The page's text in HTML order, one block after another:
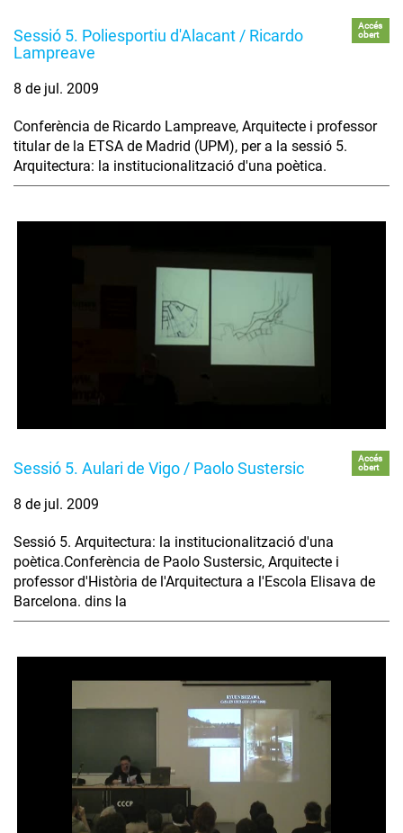
Sessió 5. Poliesportiu d'Alacant / Ricardo
Lampreave
Accés
obert
8 de jul. 2009
Conferència de Ricardo Lampreave, Arquitecte i professor
titular de la ETSA de Madrid (UPM), per a la sessió 5.
Arquitectura: la institucionalització d'una poètica.
Sessió 5. Aulari de Vigo / Paolo Sustersic
Accés
obert
8 de jul. 2009
Sessió 5. Arquitectura: la institucionalització d'una
poètica.Conferència de Paolo Sustersic, Arquitecte i
professor d'Història de l'Arquitectura a l'Escola Elisava de
Barcelona. dins la